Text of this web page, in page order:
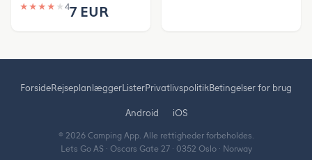
★ ★ ★ ★ ★ 47 EUR
ForsideRejseplanlæggerListerPrivatlivspolitikBetingelser for brug
Android iOS
© 2026 Camping App. Alle rettigheder forbeholdes.
Lets Go AS · Oscars Gate 27 · 0352 Oslo · Norway